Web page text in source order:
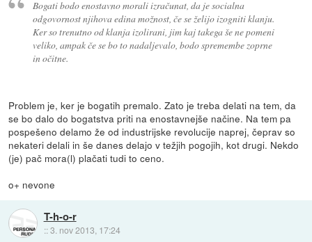
Bogati bodo enostavno morali izračunat, da je socialna
odgovornost njihova edina možnost, če se želijo izogniti klanju.
Ker so trenutno od klanja izolirani, jim kaj takega še ne pomeni
veliko, ampak če se bo to nadaljevalo, bodo spremembe zoprne
in očitne.
Problem je, ker je bogatih premalo. Zato je treba delati na tem, da
se bo dalo do bogatstva priti na enostavnejše načine. Na tem pa
pospešeno delamo že od industrijske revolucije naprej, čeprav so
nekateri delali in še danes delajo v težjih pogojih, kot drugi. Nekdo
(je) pač mora(l) plačati tudi to ceno.
o+ nevone
T-h-o-r
::3. nov 2013, 17:24